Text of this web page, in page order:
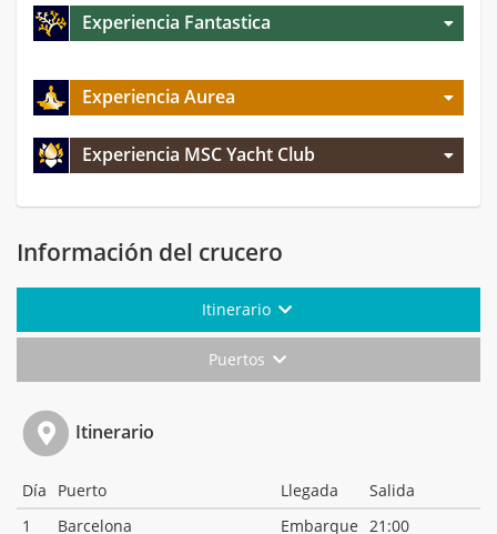
Experiencia Fantastica
Experiencia Aurea
Experiencia MSC Yacht Club
Información del crucero
Itinerario
Puertos
Itinerario
Día Puerto Llegada
Salida
1
Barcelona Embarque 21:00